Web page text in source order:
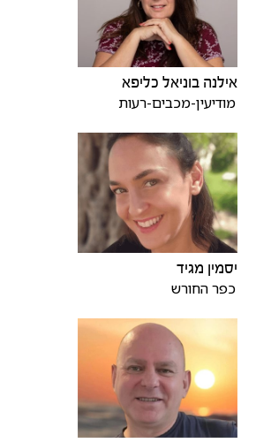
אילנה בוניאל כליפא
מודיעין-מכבים-רעות
יסמין מגיד
כפר החורש